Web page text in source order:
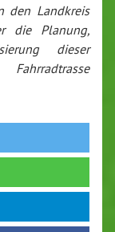
den Landkreis
die Planung,
dieser
Fahrradtrasse